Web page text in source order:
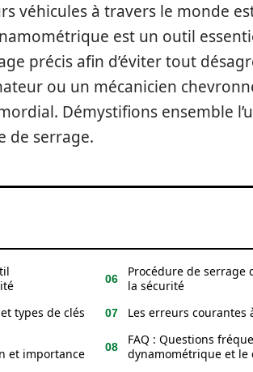
véhicules à travers le monde
est un outil
précis afin d’éviter tout
ou un mécanicien
Démystifions ensemble
de serrage.
types de clés
et importance
Procédure de
la sécurité
Les erreurs
FAQ : Questions
dynamométrique et le